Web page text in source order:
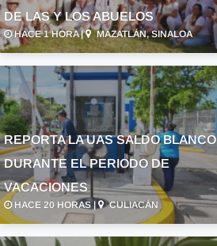
DE LAS Y LOS ABUELOS
HACE 1 HORA | MAZATLÁN, SINALOA
REPORTA LA UAS SALDO BLANCO
DURANTE EL PERIODO DE
VACACIONES
HACE 20 HORAS | CULIACÁN